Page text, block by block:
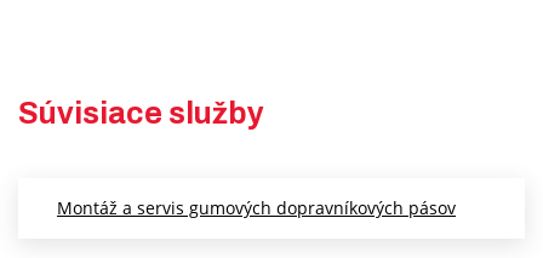
Súvisiace služby
Montáž a servis gumových dopravníkových pásov